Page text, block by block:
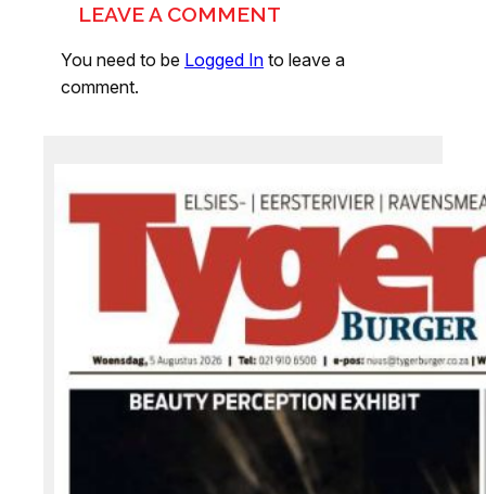
LEAVE A COMMENT
You need to be Logged In to leave a
comment.